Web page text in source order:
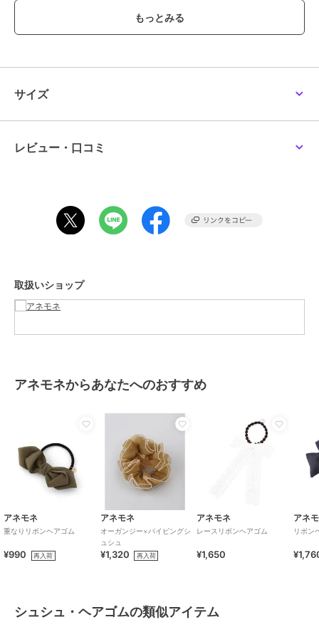
／シュシュ・ヘアゴム
性別タイプ
アクセサリー・ヘアアクセサリー
リボン
リボンモチーフアクセ
原産国 -
サイズ
レビュー・口コミ
取扱いショップ
アネモネからあなたへのおすすめ
アネモネ
重なりリボンヘアゴム
¥990 再入荷
アネモネ
オーガンジー×パイピングシ
ュシュ
¥1,320 再入荷
アネモネ
レースリボンヘアゴム
¥1,650
アネ
リボン
シュシュ・ヘアゴムの類似アイテム